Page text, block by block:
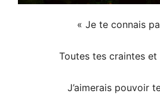
« Je te connais
Toutes tes craintes et
J’aimerais pouvoir